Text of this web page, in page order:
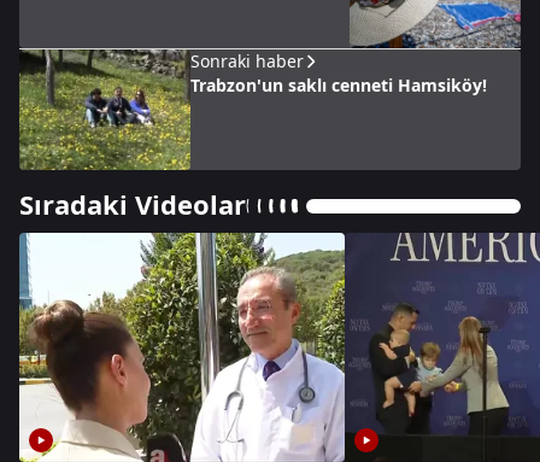
Sonraki haber
Trabzon'un saklı cenneti Hamsiköy!
Sıradaki Videolar